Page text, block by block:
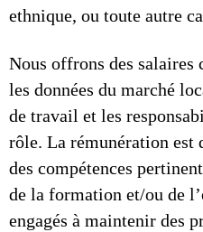
ethnique, ou toute autre
Nous offrons des
les données du marché
de travail et les
rôle. La rémunération est
des compétences
de la formation et/ou de
engagés à maintenir des